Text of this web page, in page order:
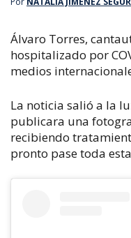
Álvaro Torres,
hospitalizado por
medios
La noticia salió a la
publicara una
recibiendo
pronto pase toda